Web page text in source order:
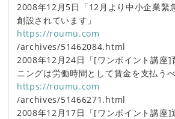
2008年12月5日「12月より中小企業緊
創設されています」
https://roumu.com
/archives/51462084.html
2008年12月24日「[ワンポイント講座]
ニングは労働時間として賃金を支払うべ
https://roumu.com
/archives/51466271.html
2008年12月17日「[ワンポイント講座]